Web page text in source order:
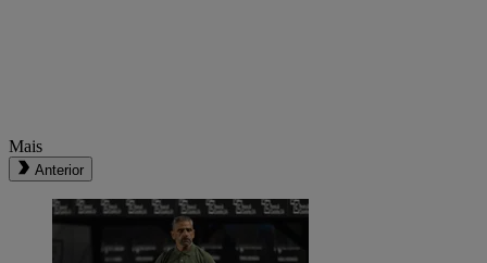
Mais
Anterior